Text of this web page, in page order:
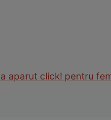
a aparut click! pentru